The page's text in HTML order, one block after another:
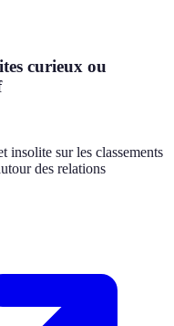
curieux ou
insolite sur les classements
des relations